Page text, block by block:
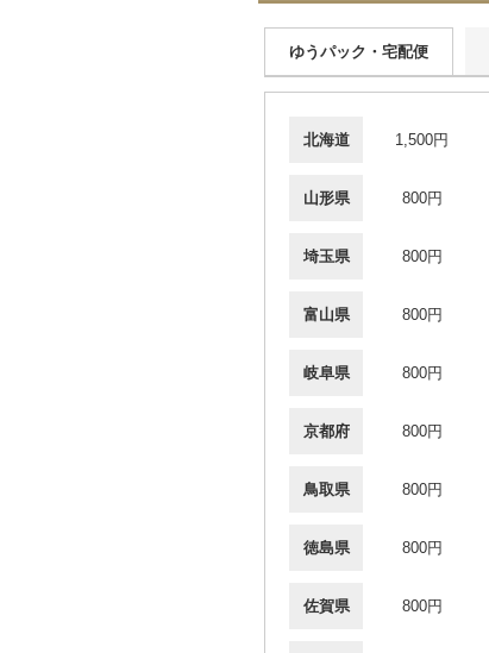
ゆうパック・宅配便
北海道 1,500円
山形県 800円
埼玉県 800円
富山県 800円
岐阜県 800円
京都府 800円
鳥取県 800円
徳島県 800円
佐賀県 800円